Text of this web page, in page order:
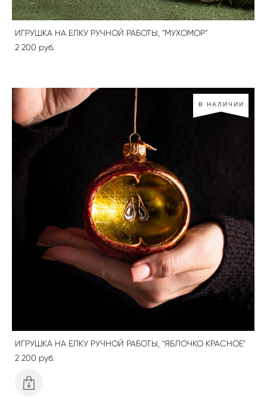
ИГРУШКА НА ЕЛКУ РУЧНОЙ РАБОТЫ, "МУХОМОР"
2 200 pуб.
В НАЛИЧИИ
ИГРУШКА НА ЕЛКУ РУЧНОЙ РАБОТЫ, "ЯБЛОЧКО КРАСНОЕ"
2 200 pуб.